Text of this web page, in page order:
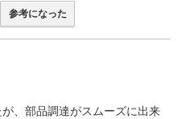
参考になった
、部品調達がスムーズに出来